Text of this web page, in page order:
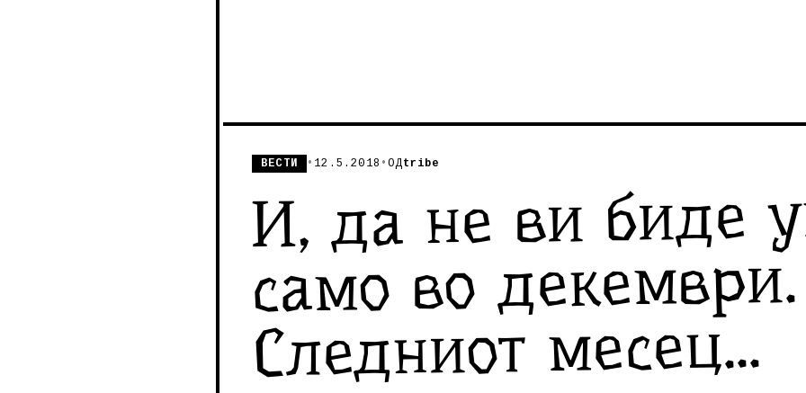
ВЕСТИ • 12.5.2018 •ОДtribe
И, да не ви биде
само во декември.
Следниот месец...